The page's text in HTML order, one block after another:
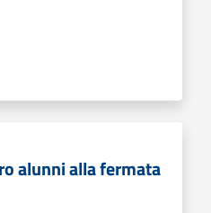
alunni alla fermata